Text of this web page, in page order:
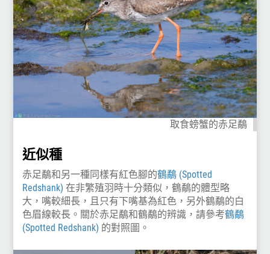
取食螃蟹的赤足鷸
近似種
赤足鷸和另一種同樣有紅色腳的鶴鷸 (Spotted
Redshank) 在非繁殖羽時十分類似，鶴鷸的體型略
大，嘴較細長，且只有下嘴基為紅色，另外鶴鷸的白
色眉線較長。關於赤足鷸和鶴鷸的辨識，請參考鶴鷸
(Spotted Redshank) 的對照圖。